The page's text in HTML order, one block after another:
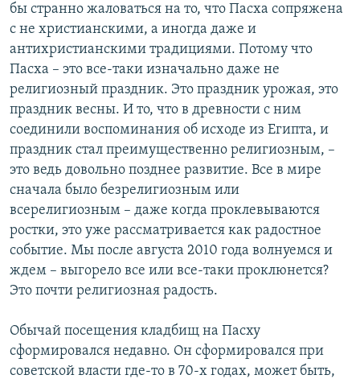
бы странно жаловаться на то, что Пасха сопряжена
с не христианскими, а иногда даже и
антихристианскими традициями. Потому что
Пасха – это все-таки изначально даже не
религиозный праздник. Это праздник урожая, это
праздник весны. И то, что в древности с ним
соединили воспоминания об исходе из Египта, и
праздник стал преимущественно религиозным, –
это ведь довольно позднее развитие. Все в мире
сначала было безрелигиозным или
всерелигиозным – даже когда проклевываются
ростки, это уже рассматривается как радостное
событие. Мы после августа 2010 года волнуемся и
ждем – выгорело все или все-таки проклюнется?
Это почти религиозная радость.
Обычай посещения кладбищ на Пасху
сформировался недавно. Он сформировался при
советской власти где-то в 70-х годах, может быть,